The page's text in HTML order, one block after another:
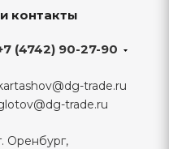
контакты
(4742) 90-27-90
trade.ru
trade.ru
Оренбург,